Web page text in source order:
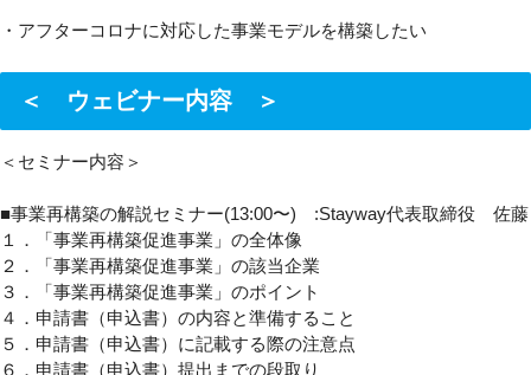
・アフターコロナに対応した事業モデルを構築したい
＜ ウェビナー内容 ＞
＜セミナー内容＞
■事業再構築の解説セミナー(13:00〜) :Stayway代表取締役 佐藤
１．「事業再構築促進事業」の全体像
２．「事業再構築促進事業」の該当企業
３．「事業再構築促進事業」のポイント
４．申請書（申込書）の内容と準備すること
５．申請書（申込書）に記載する際の注意点
６．申請書（申込書）提出までの段取り